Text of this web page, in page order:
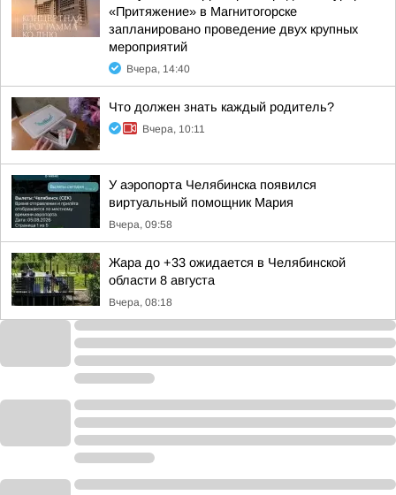
«Притяжение» в Магнитогорске
запланировано проведение двух крупных
мероприятий
Вчера, 14:40
Что должен знать каждый родитель?
Вчера, 10:11
У аэропорта Челябинска появился
виртуальный помощник Мария
Вчера, 09:58
Жара до +33 ожидается в Челябинской
области 8 августа
Вчера, 08:18